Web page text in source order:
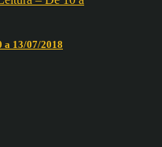
a 13/07/2018